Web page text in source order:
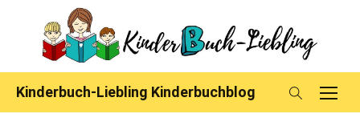
content
Kinderbuch-Liebling Kinderbuchblog